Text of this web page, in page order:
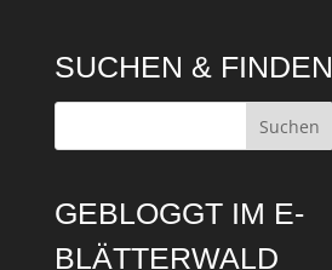
SUCHEN & FINDEN
GEBLOGGT IM E-
BLÄTTERWALD